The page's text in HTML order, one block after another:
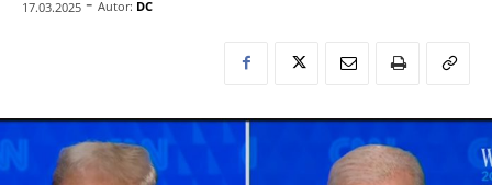
17.03.2025 Autor: DC